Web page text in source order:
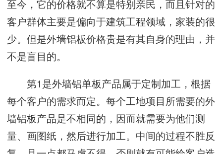
至今，它的价格就不算是特别亲民，而且针对的
客户群体主要是偏向于建筑工程领域，家装的很
少。但是外墙铝板价格贵是有其自身的理由，并
不是盲目的。
第1是外墙铝单板产品属于定制加工，根据
每个客户的需求而定。每个工地项目所需要的外
墙铝板产品是不相同的，因而就需要为他们测
量、画图纸，然后进行加工。中间的过程不胜反